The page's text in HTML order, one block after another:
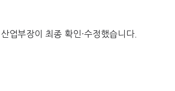
업부장이 최종 확인·수정했습니다.